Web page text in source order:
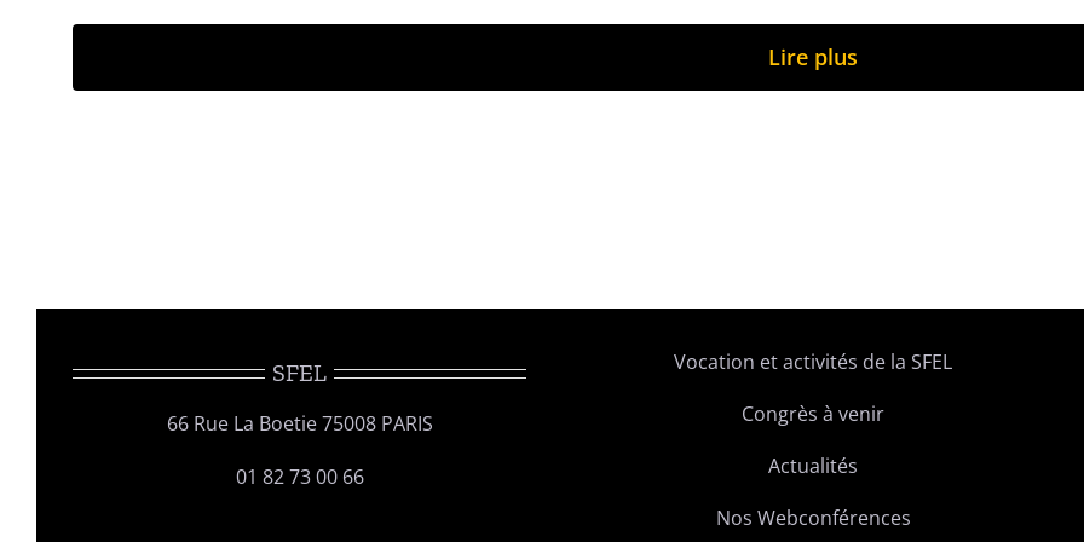
Lire plus
SFEL
66 Rue La Boetie 75008 PARIS
01 82 73 00 66
Vocation et activités de la SFEL
Congrès à venir
Actualités
Nos Webconférences